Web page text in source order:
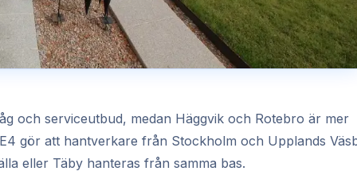
och serviceutbud, medan Häggvik och Rotebro är mer
gör att hantverkare från Stockholm och Upplands
eller Täby hanteras från samma bas.